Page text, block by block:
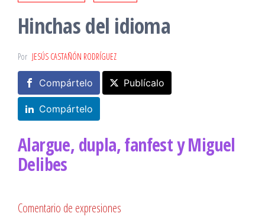
Hinchas del idioma
Por JESÚS CASTAÑÓN RODRÍGUEZ
Compártelo Publícalo
Compártelo
Alargue, dupla, fanfest y Miguel
Delibes
Comentario de expresiones